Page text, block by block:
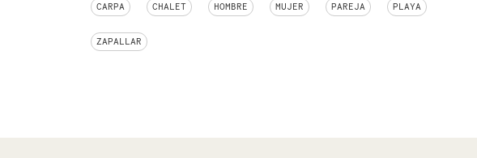
CARPA CHALET HOMBRE MUJER PAREJA PLAYA
ZAPALLAR